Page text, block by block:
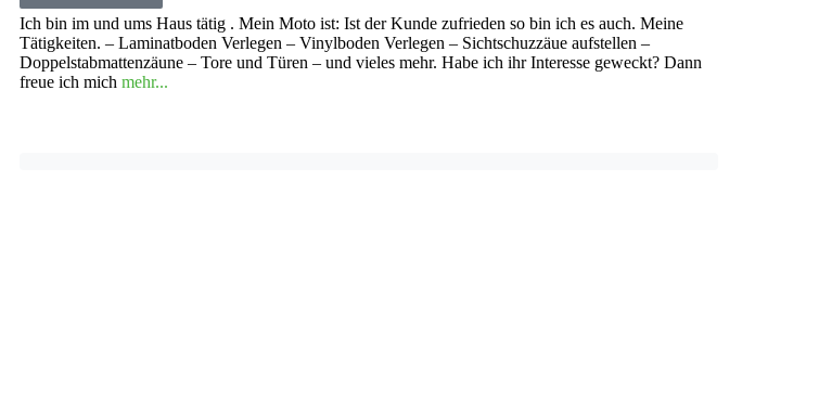
Ich bin im und ums Haus tätig . Mein Moto ist: Ist der Kunde zufrieden so bin ich es auch. Meine
Tätigkeiten. – Laminatboden Verlegen – Vinylboden Verlegen – Sichtschuzzäue aufstellen –
Doppelstabmattenzäune – Tore und Türen – und vieles mehr. Habe ich ihr Interesse geweckt? Dann
freue ich mich mehr...